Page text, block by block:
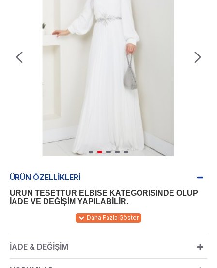
ÜRÜN ÖZELLIKLERI
ÜRÜN TESETTÜR ELBİSE KATEGORİSİNDE OLUP
İADE VE DEĞİŞİM YAPILABİLİR.
ÜRÜN BOYU: 150 cm
İADE & DEĞIŞIM